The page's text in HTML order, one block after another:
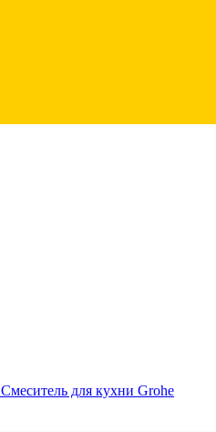
Смеситель для кухни Grohe